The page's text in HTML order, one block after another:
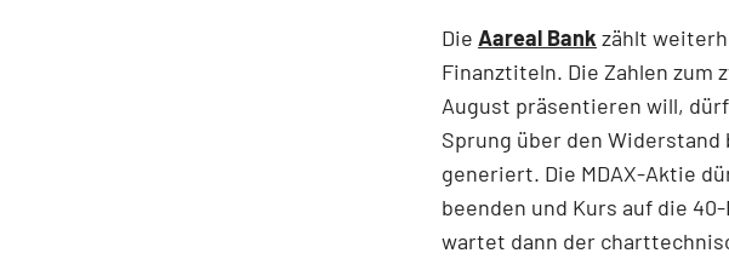
Die Aareal Bank zählt
Finanztiteln. Die Zahlen zum
August präsentieren will,
Sprung über den
generiert. Die MDAX-Aktie
beenden und Kurs auf die
wartet dann der